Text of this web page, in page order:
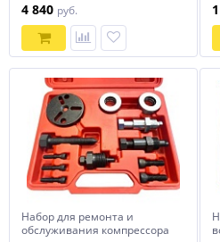
сайлентблоков, horex, арт. №
HZ 25.1.093S
4 840 руб.
Набор для ремонта и
обслуживания компрессора